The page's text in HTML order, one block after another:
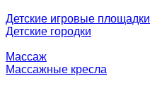
Детские игровые площадки
Детские городки
Массаж
Массажные кресла